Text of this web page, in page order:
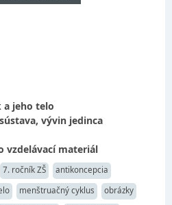
a jeho telo
vývin jedinca
vzdelávací materiál
7. ročník ZŠ
antikoncepcia
menštruačný cyklus
obrázky